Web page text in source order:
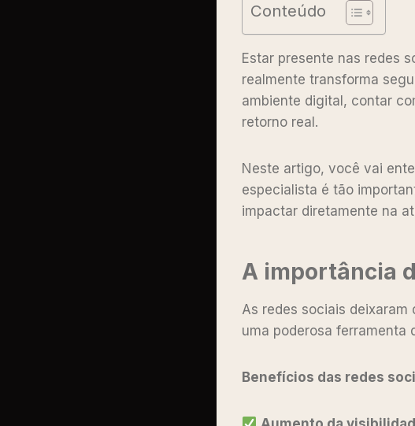
Conteúdo
Estar presente nas redes
realmente transforma
ambiente digital, contar
retorno real.
Neste artigo, você vai
especialista é tão
impactar diretamente na
A importância
As redes sociais
uma poderosa ferramenta
Benefícios das redes